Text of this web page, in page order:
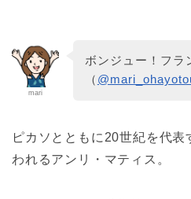
mari
ボンジュー！フラ
（
ピカソとともに20世紀を代
われるアンリ・マティス。